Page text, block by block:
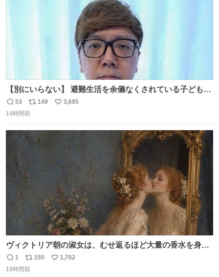
【別にいらない】 避難生活を余儀なくされている子どもた
ちのためにヒカキンボックス1000個を寄付させていただき
ました
返
信
53
リ
ポ
ト
149
い
3,695
14時間前
ヴィクトリア朝の淑女は、むせ返るほど大量の香水を身に
つけるものではないとされていた。それでも香水は、髪や
肌の手入れと同じくらい、ヴィクトリア朝の女性達の美容
返
信
1
リ
ポ
155
い
1,702
18時間前